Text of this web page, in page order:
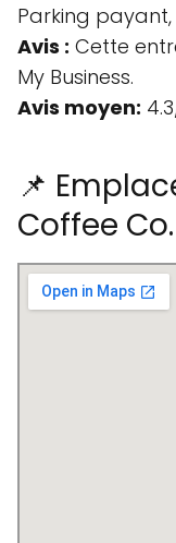
Parking
Avis : Cette
My Business.
Avis moyen:
📌
Coffee Co.